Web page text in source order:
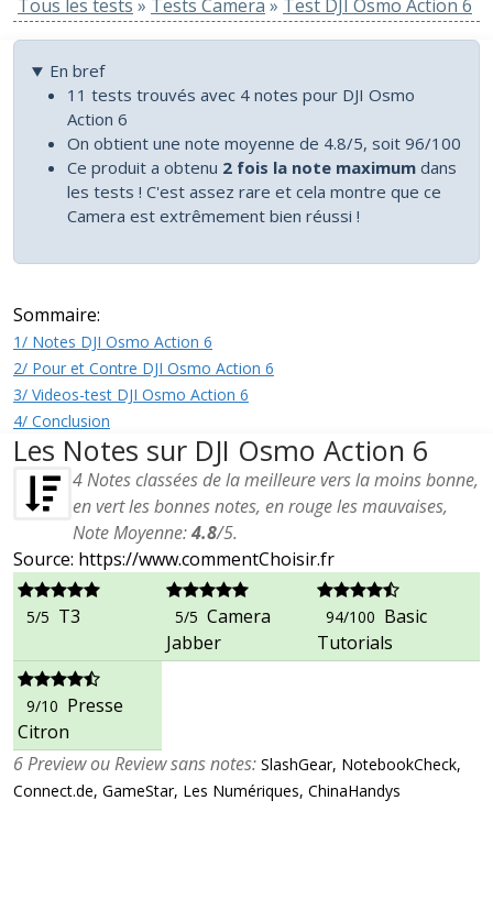
Tous les tests » Tests Camera » Test DJI Osmo Action 6
En bref
11 tests trouvés avec 4 notes pour DJI Osmo
Action 6
On obtient une note moyenne de 4.8/5, soit 96/100
Ce produit a obtenu 2 fois la note maximum dans
les tests ! C'est assez rare et cela montre que ce
Camera est extrêmement bien réussi !
Sommaire:
1/ Notes DJI Osmo Action 6
2/ Pour et Contre DJI Osmo Action 6
3/ Videos-test DJI Osmo Action 6
4/ Conclusion
Les Notes sur DJI Osmo Action 6
4Notes classées de la meilleure vers la moins bonne,
en vert les bonnes notes, en rouge les mauvaises,
Note Moyenne:4.8/5.
Source: https://www.commentChoisir.fr
5/5 T3 5/5 Camera
Jabber
94/100 Basic
Tutorials
9/10 Presse
Citron
6 Preview ou Review sans notes: SlashGear, NotebookCheck,
Connect.de, GameStar, Les Numériques, ChinaHandys